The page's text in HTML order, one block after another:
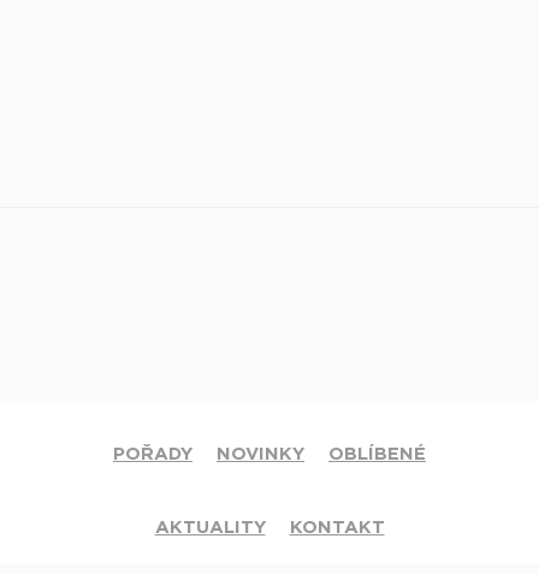
POŘADY NOVINKY OBLÍBENÉ
AKTUALITY KONTAKT